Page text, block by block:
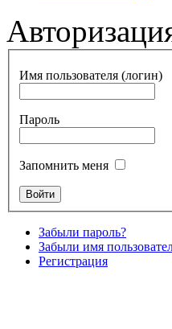
Имя пользователя (логин)
Пароль
Запомнить меня
Забыли пароль?
Забыли имя
Регистрация